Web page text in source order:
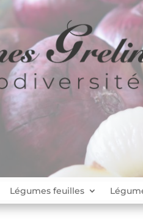
Légumes feuilles